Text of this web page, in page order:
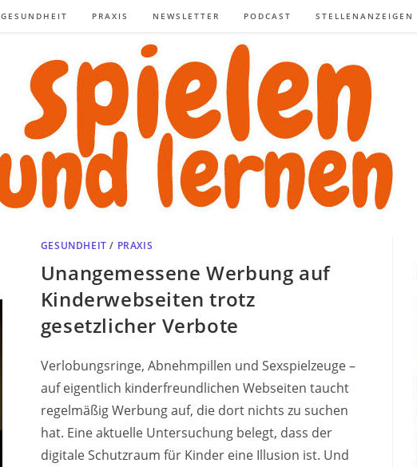
GESUNDHEIT PRAXIS NEWSLETTER PODCAST STELLENANZEIGEN
GESUNDHEIT / PRAXIS
Unangemessene Werbung auf
Kinderwebseiten trotz
gesetzlicher Verbote
Verlobungsringe, Abnehmpillen und Sexspielzeuge –
auf eigentlich kinderfreundlichen Webseiten taucht
regelmäßig Werbung auf, die dort nichts zu suchen
hat. Eine aktuelle Untersuchung belegt, dass der
digitale Schutzraum für Kinder eine Illusion ist. Und